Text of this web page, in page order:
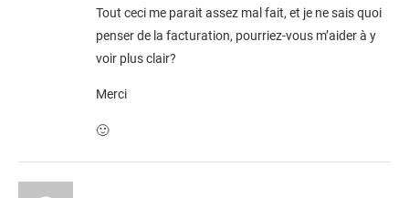
Tout ceci me parait assez mal fait, et je ne sais quoi
penser de la facturation, pourriez-vous m’aider à y
voir plus clair?
Merci
🙂